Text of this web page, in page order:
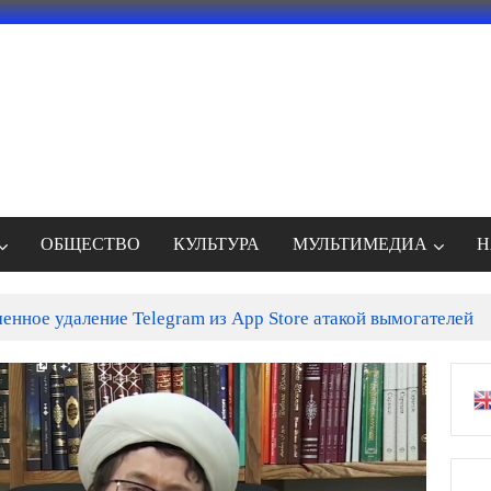
ОБЩЕСТВО КУЛЬТУРА МУЛЬТИМЕДИА
удаление Telegram из App Store атакой вымогателей